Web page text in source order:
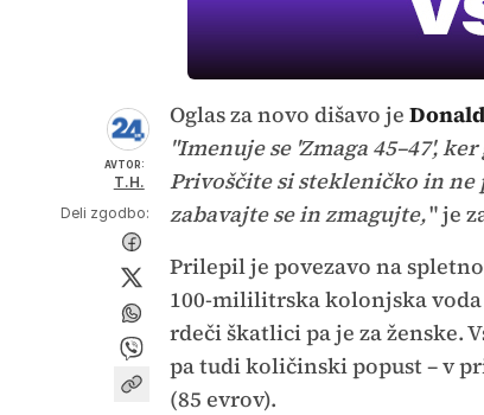
AVTOR:
T.H.
Deli zgodbo:
Oglas za novo dišavo je
"Imenuje se 'Zmaga 45–47',
Privoščite si stekleničko in
zabavajte se in zmagujte," je
Prilepil je povezavo na
100-mililitrska kolonjska
rdeči škatlici pa je za ženske.
pa tudi količinski popust – v
(85 evrov).